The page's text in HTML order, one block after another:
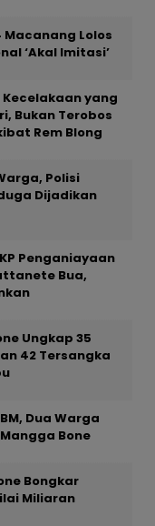
Macanang Lolos
‘Akal Imitasi’
Kecelakaan yang
Bukan Terobos
Rem Blong
Polisi
Dijadikan
Penganiayaan
Bua,
Ungkap 35
42 Tersangka
Dua Warga
Bone
Bongkar
Miliaran